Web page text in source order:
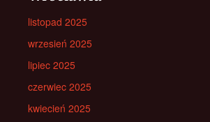
listopad 2025
wrzesień 2025
lipiec 2025
czerwiec 2025
kwiecień 2025